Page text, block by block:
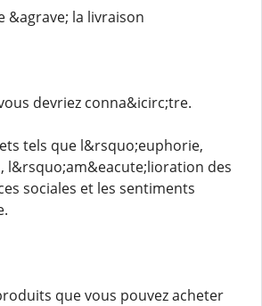
&agrave; la livraison
devriez conna&icirc;tre.
tels que l&rsquo;euphorie,
l&rsquo;am&eacute;lioration des
sociales et les sentiments
que vous pouvez acheter